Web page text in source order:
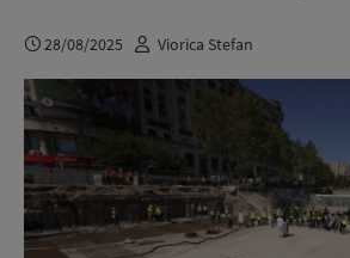
28/08/2025 Viorica Stefan